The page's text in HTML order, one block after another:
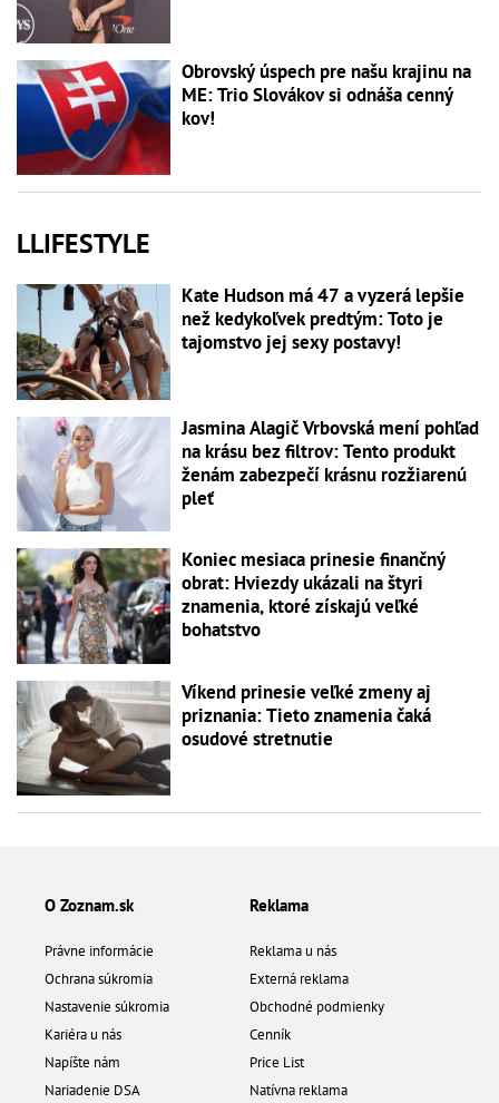
Obrovský úspech pre našu krajinu na
ME: Trio Slovákov si odnáša cenný
kov!
LLIFESTYLE
Kate Hudson má 47 a vyzerá lepšie
než kedykoľvek predtým: Toto je
tajomstvo jej sexy postavy!
Jasmina Alagič Vrbovská mení pohľad
na krásu bez filtrov: Tento produkt
ženám zabezpečí krásnu rozžiarenú
pleť
Koniec mesiaca prinesie finančný
obrat: Hviezdy ukázali na štyri
znamenia, ktoré získajú veľké
bohatstvo
Víkend prinesie veľké zmeny aj
priznania: Tieto znamenia čaká
osudové stretnutie
O Zoznam.sk
Právne informácie
Ochrana súkromia
Nastavenie súkromia
Kariéra u nás
Napíšte nám
Nariadenie DSA
Reklama
Reklama u nás
Externá reklama
Obchodné podmienky
Cenník
Price List
Natívna reklama